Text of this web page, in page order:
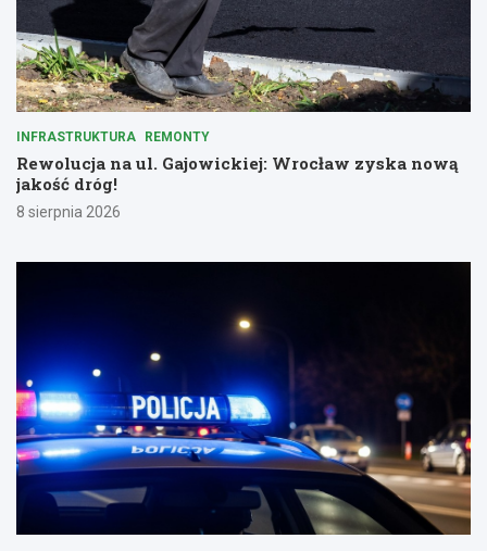
INFRASTRUKTURA REMONTY
Rewolucja na ul. Gajowickiej: Wrocław zyska nową
jakość dróg!
8 sierpnia 2026